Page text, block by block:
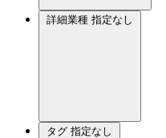
詳細業種 指定なし
タグ 指定なし